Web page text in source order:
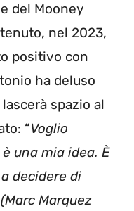
del Mooney
nel 2023,
positivo con
ha deluso
spazio al
“Voglio
una mia idea. È
decidere di
Marquez